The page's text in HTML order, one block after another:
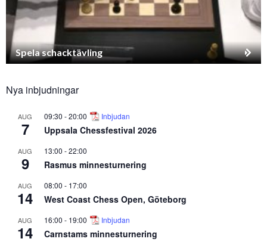
Spela schacktävling
Nya inbjudningar
AUG
7
09:30 -20:00 Inbjudan
Uppsala Chessfestival 2026
AUG
9
13:00 -22:00
Rasmus minnesturnering
AUG
14
08:00 - 17:00
West Coast Chess Open, Göteborg
AUG
14
16:00 - 19:00 Inbjudan
Carnstams minnesturnering